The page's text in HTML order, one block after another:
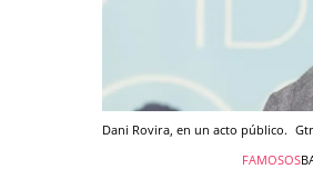
Dani Rovira, en un acto público.
FAMOSOS